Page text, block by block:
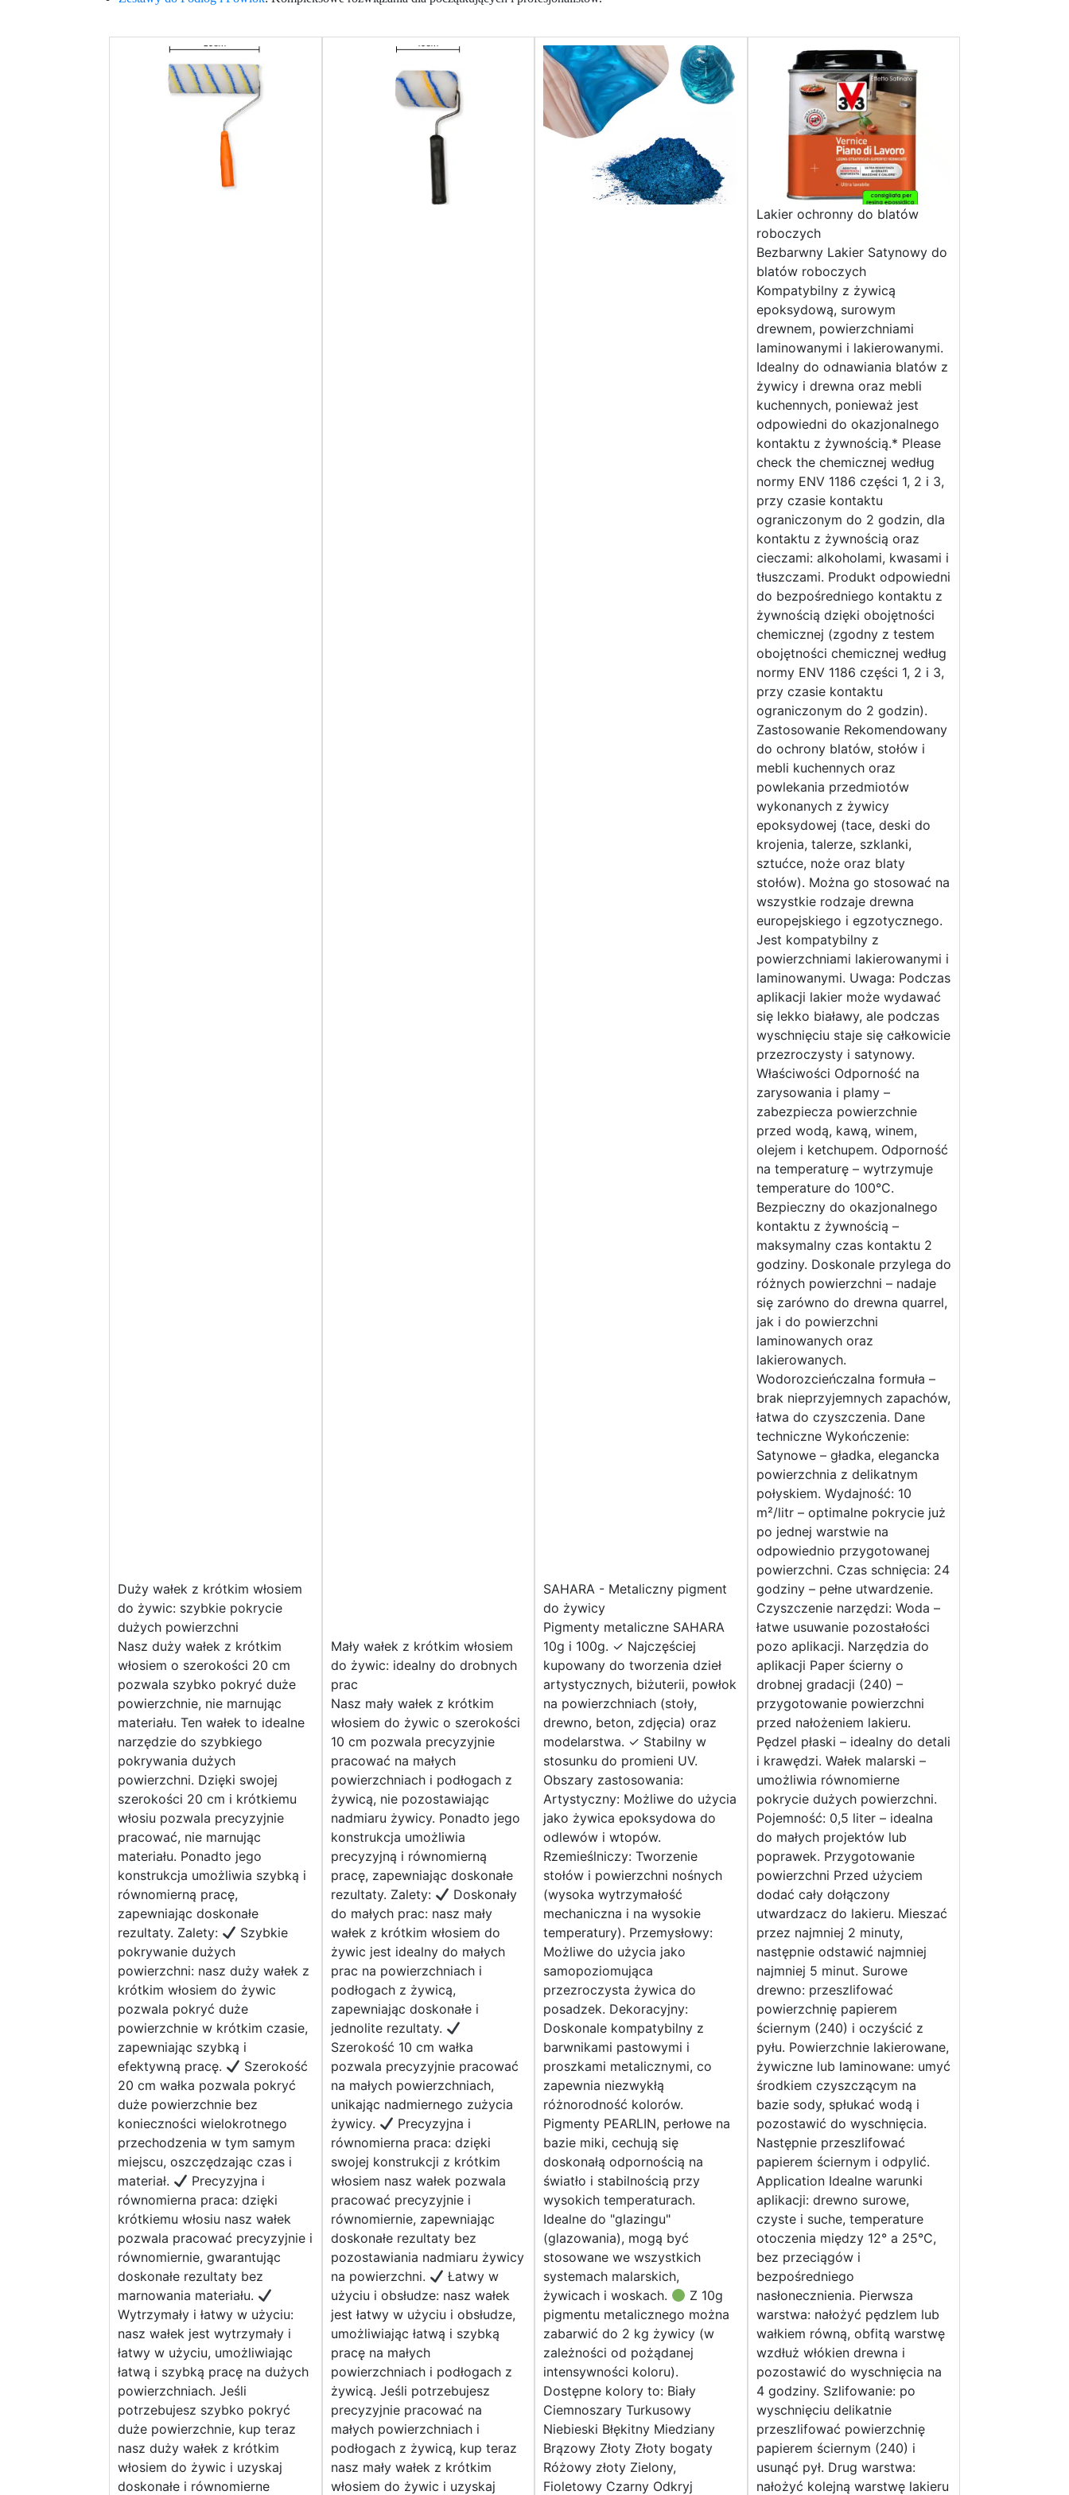
Duży wałek z krótkim włosiem
do żywic: szybkie pokrycie
dużych powierzchni
Nasz duży wałek z krótkim
włosiem o szerokości 20 cm
pozwala szybko pokryć duże
powierzchnie, nie marnując
materiału. Ten wałek to idealne
narzędzie do szybkiego
pokrywania dużych
powierzchni. Dzięki swojej
szerokości 20 cm i krótkiemu
włosiu pozwala precyzyjnie
pracować, nie marnując
materiału. Ponadto jego
konstrukcja umożliwia szybką i
równomierną pracę,
zapewniając doskonałe
rezultaty. Zalety:
Szybkie
pokrywanie dużych
powierzchni: nasz duży wałek z
krótkim włosiem do żywic
pozwala pokryć duże
powierzchnie w krótkim czasie,
zapewniając szybką i
efektywną pracę.
Szerokość
20 cm wałka pozwala pokryć
duże powierzchnie bez
konieczności wielokrotnego
przechodzenia w tym samym
miejscu, oszczędzając czas i
materiał.
Precyzyjna i
równomierna praca: dzięki
krótkiemu włosiu nasz wałek
pozwala pracować precyzyjnie i
równomiernie, gwarantując
doskonałe rezultaty bez
marnowania materiału.
Wytrzymały i łatwy w użyciu:
nasz wałek jest wytrzymały i
łatwy w użyciu, umożliwiając
łatwą i szybką pracę na dużych
powierzchniach. Jeśli
potrzebujesz szybko pokryć
duże powierzchnie, kup teraz
nasz duży wałek z krótkim
włosiem do żywic i uzyskaj
doskonałe i równomierne
Mały wałek z krótkim włosiem
do żywic: idealny do drobnych
prac
Nasz mały wałek z krótkim
włosiem do żywic o szerokości
10 cm pozwala precyzyjnie
pracować na małych
powierzchniach i podłogach z
żywicą, nie pozostawiając
nadmiaru żywicy. Ponadto jego
konstrukcja umożliwia
precyzyjną i równomierną
pracę, zapewniając doskonałe
rezultaty. Zalety:
Doskonały
do małych prac: nasz mały
wałek z krótkim włosiem do
żywic jest idealny do małych
prac na powierzchniach i
podłogach z żywicą,
zapewniając doskonałe i
jednolite rezultaty.
Szerokość 10 cm wałka
pozwala precyzyjnie pracować
na małych powierzchniach,
unikając nadmiernego zużycia
żywicy.
Precyzyjna i
równomierna praca: dzięki
swojej konstrukcji z krótkim
włosiem nasz wałek pozwala
pracować precyzyjnie i
równomiernie, zapewniając
doskonałe rezultaty bez
pozostawiania nadmiaru żywicy
na powierzchni.
Łatwy w
użyciu i obsłudze: nasz wałek
jest łatwy w użyciu i obsłudze,
umożliwiając łatwą i szybką
pracę na małych
powierzchniach i podłogach z
żywicą. Jeśli potrzebujesz
precyzyjnie pracować na
małych powierzchniach i
podłogach z żywicą, kup teraz
nasz mały wałek z krótkim
włosiem do żywic i uzyskaj
SAHARA - Metaliczny pigment
do żywicy
Pigmenty metaliczne SAHARA
10g i 100g. ✓ Najczęściej
kupowany do tworzenia dzieł
artystycznych, biżuterii, powłok
na powierzchniach (stoły,
drewno, beton, zdjęcia) oraz
modelarstwa. ✓ Stabilny w
stosunku do promieni UV.
Obszary zastosowania:
Artystyczny: Możliwe do użycia
jako żywica epoksydowa do
odlewów i wtopów.
Rzemieślniczy: Tworzenie
stołów i powierzchni nośnych
(wysoka wytrzymałość
mechaniczna i na wysokie
temperatury). Przemysłowy:
Możliwe do użycia jako
samopoziomująca
przezroczysta żywica do
posadzek. Dekoracyjny:
Doskonale kompatybilny z
barwnikami pastowymi i
proszkami metalicznymi, co
zapewnia niezwykłą
różnorodność kolorów.
Pigmenty PEARLIN, perłowe na
bazie miki, cechują się
doskonałą odpornością na
światło i stabilnością przy
wysokich temperaturach.
Idealne do "glazingu"
(glazowania), mogą być
stosowane we wszystkich
systemach malarskich,
żywicach i woskach.
Z 10g
pigmentu metalicznego można
zabarwić do 2 kg żywicy (w
zależności od pożądanej
intensywności koloru).
Dostępne kolory to: Biały
Ciemnoszary Turkusowy
Niebieski Błękitny Miedziany
Brązowy Złoty Złoty bogaty
Różowy złoty Zielony,
Fioletowy Czarny Odkryj
Lakier ochronny do blatów
roboczych
Bezbarwny Lakier Satynowy do
blatów roboczych
Kompatybilny z żywicą
epoksydową, surowym
drewnem, powierzchniami
laminowanymi i lakierowanymi.
Idealny do odnawiania blatów z
żywicy i drewna oraz mebli
kuchennych, ponieważ jest
odpowiedni do okazjonalnego
kontaktu z żywnością.* Please
check the chemicznej według
normy ENV 1186 części 1, 2 i 3,
przy czasie kontaktu
ograniczonym do 2 godzin, dla
kontaktu z żywnością oraz
cieczami: alkoholami, kwasami i
tłuszczami. Produkt odpowiedni
do bezpośredniego kontaktu z
żywnością dzięki obojętności
chemicznej (zgodny z testem
obojętności chemicznej według
normy ENV 1186 części 1, 2 i 3,
przy czasie kontaktu
ograniczonym do 2 godzin).
Zastosowanie Rekomendowany
do ochrony blatów, stołów i
mebli kuchennych oraz
powlekania przedmiotów
wykonanych z żywicy
epoksydowej (tace, deski do
krojenia, talerze, szklanki,
sztućce, noże oraz blaty
stołów). Można go stosować na
wszystkie rodzaje drewna
europejskiego i egzotycznego.
Jest kompatybilny z
powierzchniami lakierowanymi i
laminowanymi. Uwaga: Podczas
aplikacji lakier może wydawać
się lekko białawy, ale podczas
wyschnięciu staje się całkowicie
przezroczysty i satynowy.
Właściwości Odporność na
zarysowania i plamy –
zabezpiecza powierzchnie
przed wodą, kawą, winem,
olejem i ketchupem. Odporność
na temperaturę – wytrzymuje
temperature do 100°C.
Bezpieczny do okazjonalnego
kontaktu z żywnością –
maksymalny czas kontaktu 2
godziny. Doskonale przylega do
różnych powierzchni – nadaje
się zarówno do drewna quarrel,
jak i do powierzchni
laminowanych oraz
lakierowanych.
Wodorozcieńczalna formuła –
brak nieprzyjemnych zapachów,
łatwa do czyszczenia. Dane
techniczne Wykończenie:
Satynowe – gładka, elegancka
powierzchnia z delikatnym
połyskiem. Wydajność: 10
m²/litr – optimalne pokrycie już
po jednej warstwie na
odpowiednio przygotowanej
powierzchni. Czas schnięcia: 24
godziny – pełne utwardzenie.
Czyszczenie narzędzi: Woda –
łatwe usuwanie pozostałości
pozo aplikacji. Narzędzia do
aplikacji Paper ścierny o
drobnej gradacji (240) –
przygotowanie powierzchni
przed nałożeniem lakieru.
Pędzel płaski – idealny do detali
i krawędzi. Wałek malarski –
umożliwia równomierne
pokrycie dużych powierzchni.
Pojemność: 0,5 liter – idealna
do małych projektów lub
poprawek. Przygotowanie
powierzchni Przed użyciem
dodać cały dołączony
utwardzacz do lakieru. Mieszać
przez najmniej 2 minuty,
następnie odstawić najmniej
najmniej 5 minut. Surowe
drewno: przeszlifować
powierzchnię papierem
ściernym (240) i oczyścić z
pyłu. Powierzchnie lakierowane,
żywiczne lub laminowane: umyć
środkiem czyszczącym na
bazie sody, spłukać wodą i
pozostawić do wyschnięcia.
Następnie przeszlifować
papierem ściernym i odpylić.
Application Idealne warunki
aplikacji: drewno surowe,
czyste i suche, temperature
otoczenia między 12° a 25°C,
bez przeciągów i
bezpośredniego
nasłonecznienia. Pierwsza
warstwa: nałożyć pędzlem lub
wałkiem równą, obfitą warstwę
wzdłuż włókien drewna i
pozostawić do wyschnięcia na
4 godziny. Szlifowanie: po
wyschnięciu delikatnie
przeszlifować powierzchnię
papierem ściernym (240) i
usunąć pył. Drug warstwa:
nałożyć kolejną warstwę lakieru